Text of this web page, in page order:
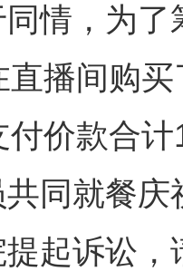
情，为
直播间购
付价款合
同就餐
起诉讼